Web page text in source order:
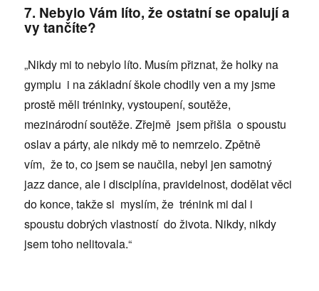
7. Nebylo Vám líto, že ostatní se opalují a
vy tančíte?
„Nikdy mi to nebylo líto. Musím přiznat, že holky na
gymplu i na základní škole chodily ven a my jsme
prostě měli tréninky, vystoupení, soutěže,
mezinárodní soutěže. Zřejmě jsem přišla o spoustu
oslav a párty, ale nikdy mě to nemrzelo. Zpětně
vím, že to, co jsem se naučila, nebyl jen samotný
jazz dance, ale i disciplína, pravidelnost, dodělat věci
do konce, takže si myslím, že trénink mi dal i
spoustu dobrých vlastností do života. Nikdy, nikdy
jsem toho nelitovala.“